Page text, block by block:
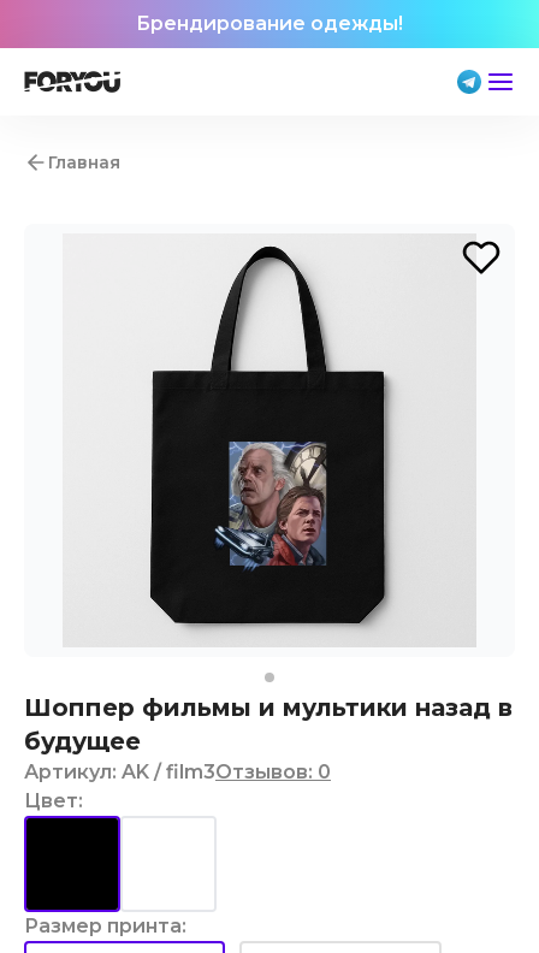
Брендирование одежды!
Главная
Шоппер фильмы и мультики назад в
будущее
Артикул: AK / film3Отзывов: 0
Цвет:
Размер принта: